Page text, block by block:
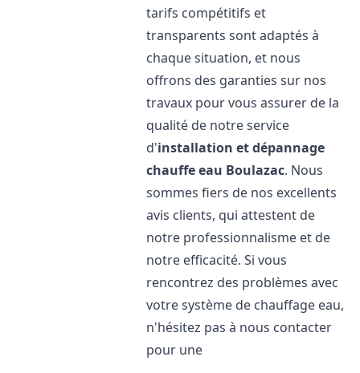
tarifs compétitifs et
transparents sont adaptés à
chaque situation, et nous
offrons des garanties sur nos
travaux pour vous assurer de la
qualité de notre service
d'installation et dépannage
chauffe eau Boulazac. Nous
sommes fiers de nos excellents
avis clients, qui attestent de
notre professionnalisme et de
notre efficacité. Si vous
rencontrez des problèmes avec
votre système de chauffage eau,
n'hésitez pas à nous contacter
pour une